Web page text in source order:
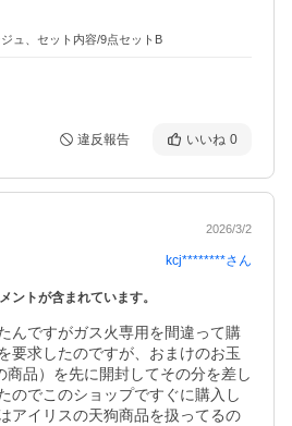
ュ、セット内容/9点セットB
違反報告 いいね 0
2026/3/2
kcj********さん
ントが含まれています。
んですがガス火専用を間違って購
要求したのですが、おまけのお玉
商品）を先に開封してその分を差し
のでこのショップですぐに購入し
アイリスの天狗商品を扱ってるの